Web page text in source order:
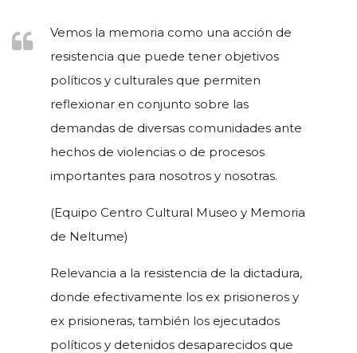
Vemos la memoria como una acción de
resistencia que puede tener objetivos
políticos y culturales que permiten
reflexionar en conjunto sobre las
demandas de diversas comunidades ante
hechos de violencias o de procesos
importantes para nosotros y nosotras.
(Equipo Centro Cultural Museo y Memoria
de Neltume)
Relevancia a la resistencia de la dictadura,
donde efectivamente los ex prisioneros y
ex prisioneras, también los ejecutados
políticos y detenidos desaparecidos que